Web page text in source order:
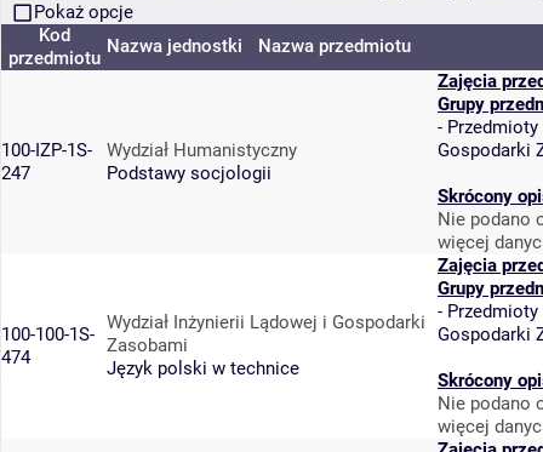
Pokaż opcje
Kod
przedmiotu
Nazwa jednostki Nazwa przedmiotu
100-IZP-1S-
247
Wydział Humanistyczny
Podstawy socjologii
Zajęcia
Grupy
- Przedmioty
Gospodarki
Skrócony
Nie podano
więcej
100-100-1S-
474
Wydział Inżynierii Lądowej i Gospodarki
Zasobami
Język polski w technice
Zajęcia
Grupy
- Przedmioty
Gospodarki
Skrócony
Nie podano
więcej